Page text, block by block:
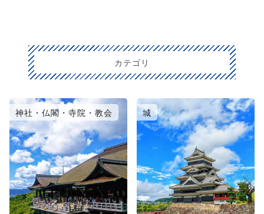
カテゴリ
神社・仏閣・寺院・教会 城